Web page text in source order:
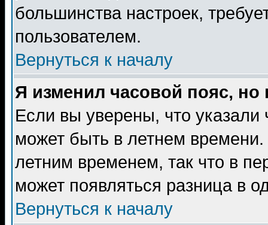
большинства настроек,
пользователем.
Вернуться к началу
Я изменил часовой пояс,
Если вы уверены, что указали
может быть в летнем
летним временем, так что в
может появляться разница в
Вернуться к началу